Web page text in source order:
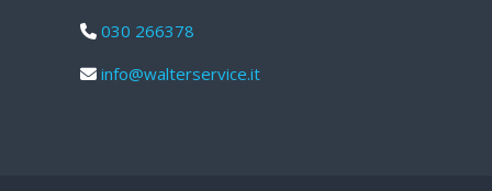
030 266378
info@walterservice.it